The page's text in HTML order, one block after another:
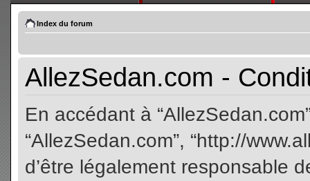
Index du forum
AllezSedan.com -
En accédant à
“AllezSedan.com”, “http://
d’être légalement responsable